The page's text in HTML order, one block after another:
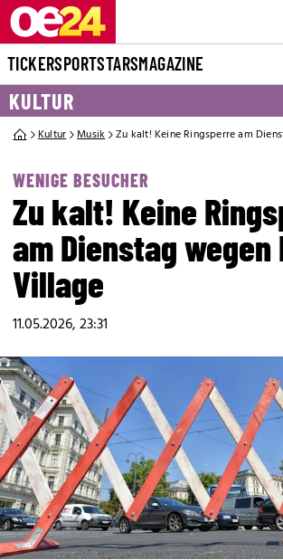
TICKERSPORTSTARSMAGAZINE
KULTUR
Kultur Musik Zu kalt! Keine Ringsperre am
WENIGE BESUCHER
Zu kalt! Keine
am Dienstag wegen
Village
11.05.2026, 23:31